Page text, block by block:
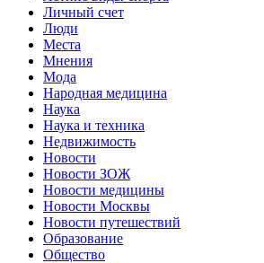
Личный счет
Люди
Места
Мнения
Мода
Народная медицина
Наука
Наука и техника
Недвижимость
Новости
Новости ЗОЖ
Новости медицины
Новости Москвы
Новости путешествий
Образование
Общество